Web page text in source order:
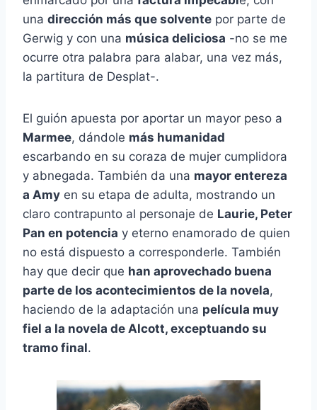
una dirección más que solvente por parte de
Gerwig y con una música deliciosa -no se me
ocurre otra palabra para alabar, una vez más,
la partitura de Desplat-.
El guión apuesta por aportar un mayor peso a
Marmee, dándole más humanidad
escarbando en su coraza de mujer cumplidora
y abnegada. También da una mayor entereza
a Amy en su etapa de adulta, mostrando un
claro contrapunto al personaje de Laurie, Peter
Pan en potencia y eterno enamorado de quien
no está dispuesto a corresponderle. También
hay que decir que han aprovechado buena
parte de los acontecimientos de la novela,
haciendo de la adaptación una película muy
fiel a la novela de Alcott, exceptuando su
tramo final.